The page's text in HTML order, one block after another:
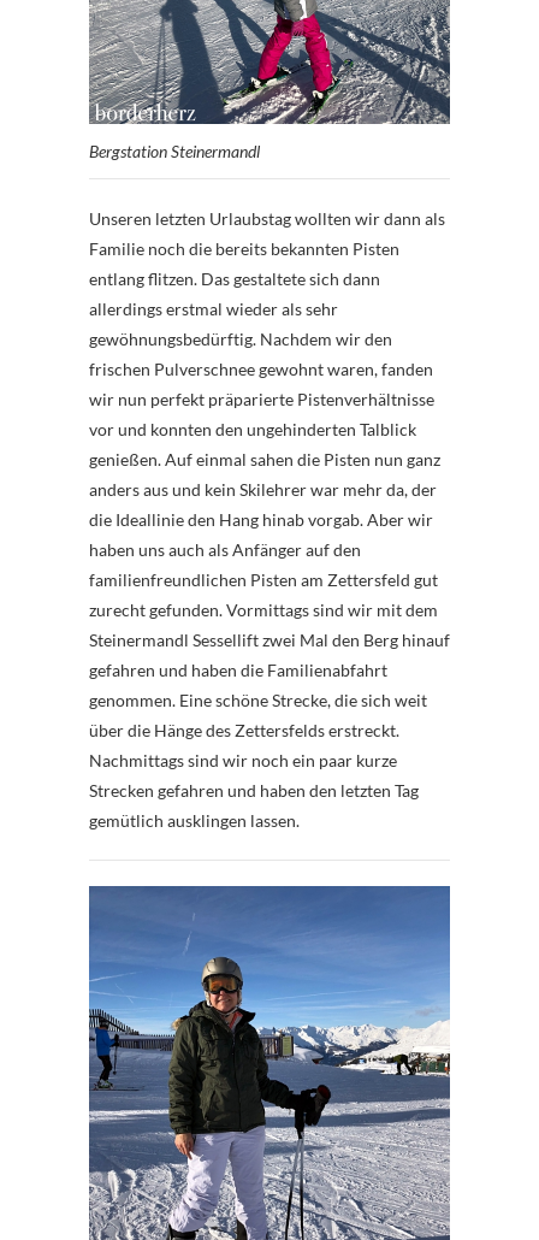
Bergstation Steinermandl
Unseren letzten Urlaubstag wollten wir dann als
Familie noch die bereits bekannten Pisten
entlang flitzen. Das gestaltete sich dann
allerdings erstmal wieder als sehr
gewöhnungsbedürftig. Nachdem wir den
frischen Pulverschnee gewohnt waren, fanden
wir nun perfekt präparierte Pistenverhältnisse
vor und konnten den ungehinderten Talblick
genießen. Auf einmal sahen die Pisten nun ganz
anders aus und kein Skilehrer war mehr da, der
die Ideallinie den Hang hinab vorgab. Aber wir
haben uns auch als Anfänger auf den
familienfreundlichen Pisten am Zettersfeld gut
zurecht gefunden. Vormittags sind wir mit dem
Steinermandl Sessellift zwei Mal den Berg hinauf
gefahren und haben die Familienabfahrt
genommen. Eine schöne Strecke, die sich weit
über die Hänge des Zettersfelds erstreckt.
Nachmittags sind wir noch ein paar kurze
Strecken gefahren und haben den letzten Tag
gemütlich ausklingen lassen.